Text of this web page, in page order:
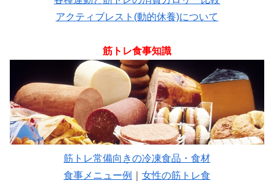
アクティブレスト(動的休養)について
筋トレ食事知識
筋トレ常備向きの冷凍食品・食材
食事メニュー例
女性の筋トレ食